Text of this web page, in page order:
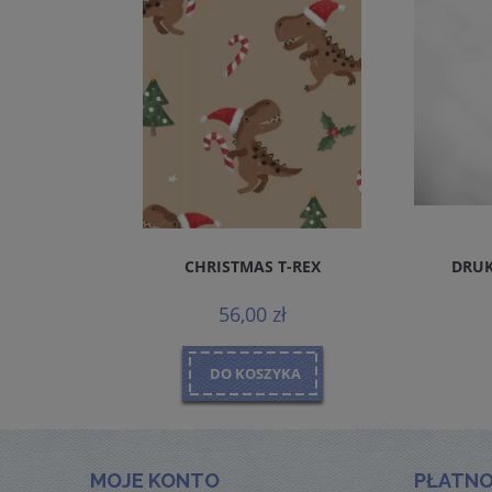
CHRISTMAS T-REX
56,00 zł
DO KOSZYKA
MOJE KONTO